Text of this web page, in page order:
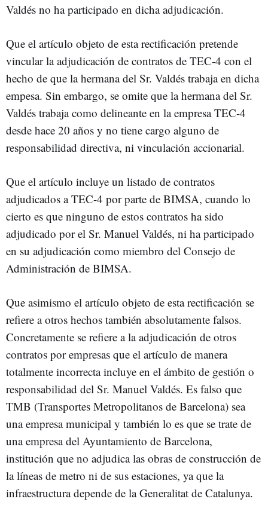
Valdés no ha participado en dicha adjudicación.
Que el artículo objeto de esta rectificación pretende
vincular la adjudicación de contratos de TEC-4 con el
hecho de que la hermana del Sr. Valdés trabaja en dicha
empesa. Sin embargo, se omite que la hermana del Sr.
Valdés trabaja como delineante en la empresa TEC-4
desde hace 20 años y no tiene cargo alguno de
responsabilidad directiva, ni vinculación accionarial.
Que el artículo incluye un listado de contratos
adjudicados a TEC-4 por parte de BIMSA, cuando lo
cierto es que ninguno de estos contratos ha sido
adjudicado por el Sr. Manuel Valdés, ni ha participado
en su adjudicación como miembro del Consejo de
Administración de BIMSA.
Que asimismo el artículo objeto de esta rectificación se
refiere a otros hechos también absolutamente falsos.
Concretamente se refiere a la adjudicación de otros
contratos por empresas que el artículo de manera
totalmente incorrecta incluye en el ámbito de gestión o
responsabilidad del Sr. Manuel Valdés. Es falso que
TMB (Transportes Metropolitanos de Barcelona) sea
una empresa municipal y también lo es que se trate de
una empresa del Ayuntamiento de Barcelona,
institución que no adjudica las obras de construcción de
la líneas de metro ni de sus estaciones, ya que la
infraestructura depende de la Generalitat de Catalunya.